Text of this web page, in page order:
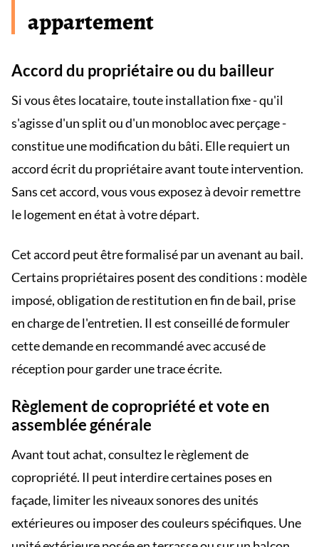
appartement
Accord du propriétaire ou du bailleur
Si vous êtes locataire, toute installation fixe - qu'il
s'agisse d'un split ou d'un monobloc avec perçage -
constitue une modification du bâti. Elle requiert un
accord écrit du propriétaire avant toute intervention.
Sans cet accord, vous vous exposez à devoir remettre
le logement en état à votre départ.
Cet accord peut être formalisé par un avenant au bail.
Certains propriétaires posent des conditions : modèle
imposé, obligation de restitution en fin de bail, prise
en charge de l'entretien. Il est conseillé de formuler
cette demande en recommandé avec accusé de
réception pour garder une trace écrite.
Règlement de copropriété et vote en
assemblée générale
Avant tout achat, consultez le règlement de
copropriété. Il peut interdire certaines poses en
façade, limiter les niveaux sonores des unités
extérieures ou imposer des couleurs spécifiques. Une